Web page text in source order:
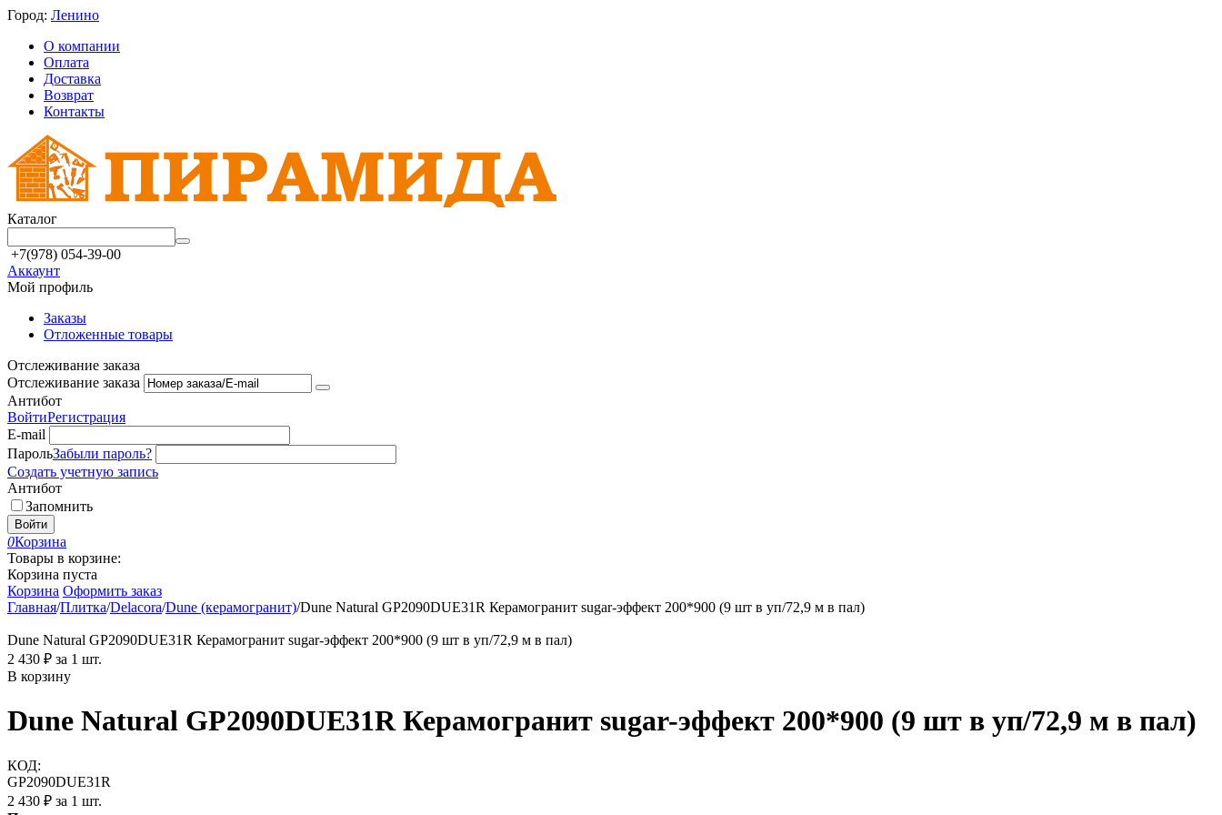
Город: Ленино
О компании
Оплата
Доставка
Возврат
Контакты
Каталог
+7(978) 054-39-00
Аккаунт
Мой профиль
Заказы
Отложенные товары
Отслеживание заказа
Отслеживание заказа
Антибот
ВойтиРегистрация
E-mail
ПарольЗабыли пароль?
Создать учетную запись
Антибот
Запомнить
Войти
0Корзина
Товары в корзине:
Корзина пуста
Корзина Оформить заказ
Главная/Плитка/Delacora/Dune (керамогранит)/Dune Natural GP2090DUE31R Керамогранит sugar-эффект 200*900 (9 шт в уп/72,9 м в пал)
Dune Natural GP2090DUE31R Керамогранит sugar-эффект 200*900 (9 шт в уп/72,9 м в пал)
2 430 ₽ за 1 шт.
В корзину
Dune Natural GP2090DUE31R Керамогранит sugar-эффект 200*900 (9 шт в уп/72,9 м в пал)
КОД:
GP2090DUE31R
2 430 ₽ за 1 шт.